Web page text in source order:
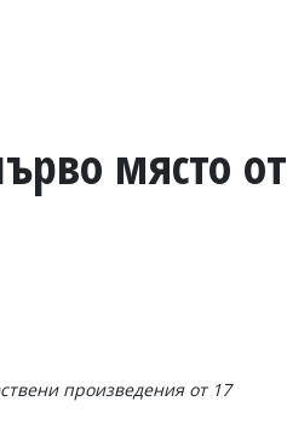
място от
произведения от 17